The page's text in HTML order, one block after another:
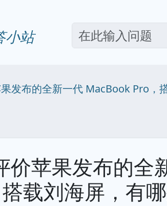
小站
发布的全新一代 MacBook Pro，
价苹果发布的全
载刘海屏，有